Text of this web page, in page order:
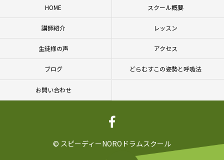
HOME スクール概要
講師紹介 レッスン
生徒様の声 アクセス
ブログ どらむすこの姿勢と呼吸法
お問い合わせ
© スピーディーNOROドラムスクール